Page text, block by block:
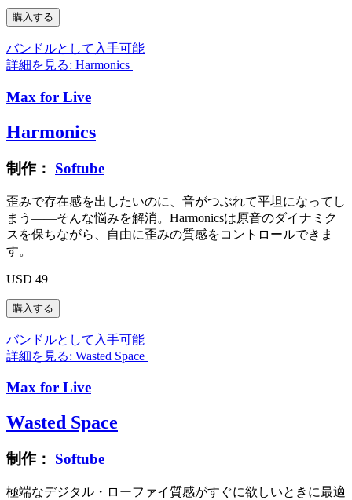
バンドルとして入手可能
詳細を見る: Harmonics
Max for Live
Harmonics
制作： Softube
歪みで存在感を出したいのに、音がつぶれて平坦になってし
まう——そんな悩みを解消。Harmonicsは原音のダイナミク
スを保ちながら、自由に歪みの質感をコントロールできま
す。
USD 49
バンドルとして入手可能
詳細を見る: Wasted Space
Max for Live
Wasted Space
制作： Softube
極端なデジタル・ローファイ質感がすぐに欲しいときに最適